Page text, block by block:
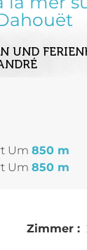
UND
Um 850 m
Um 850 m
Zimmer :